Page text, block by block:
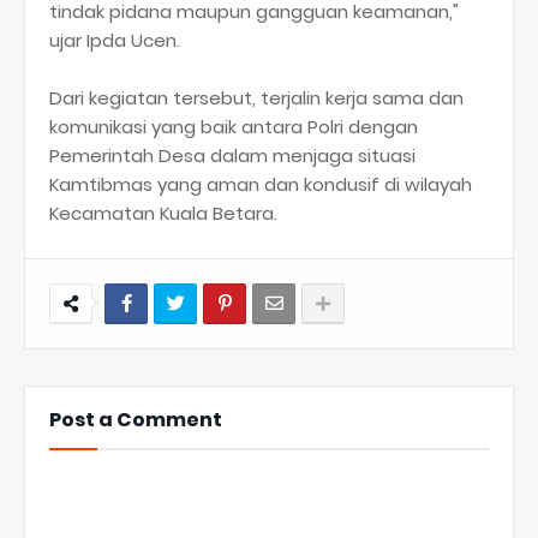
tindak pidana maupun gangguan keamanan,"
ujar Ipda Ucen.
Dari kegiatan tersebut, terjalin kerja sama dan
komunikasi yang baik antara Polri dengan
Pemerintah Desa dalam menjaga situasi
Kamtibmas yang aman dan kondusif di wilayah
Kecamatan Kuala Betara.
Post a Comment